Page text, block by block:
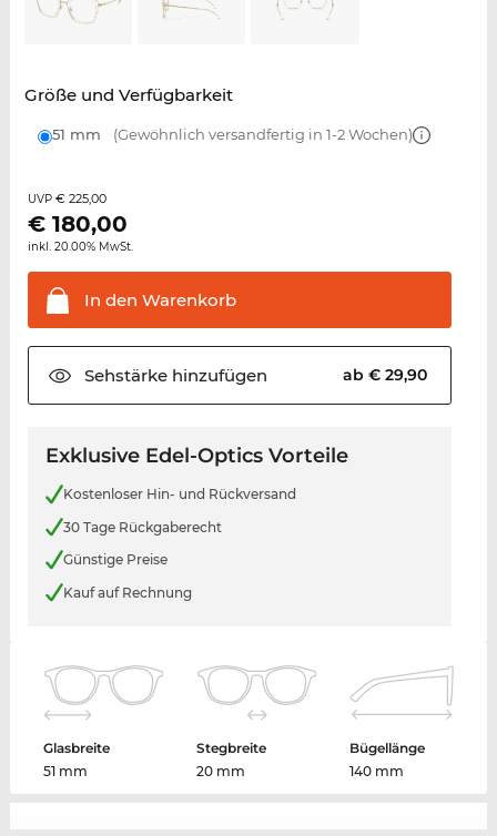
Größe und Verfügbarkeit
51 mm (Gewöhnlich versandfertig in 1-2 Wochen)
UVP € 225,00
€ 180,00
inkl. 20.00% MwSt.
In den Warenkorb
Sehstärkehinzufügen ab € 29,90
Exklusive Edel-Optics Vorteile
Kostenloser Hin- und Rückversand
30 Tage Rückgaberecht
Günstige Preise
Kauf auf Rechnung
Glasbreite
51 mm
Stegbreite
20 mm
Bügellänge
140 mm